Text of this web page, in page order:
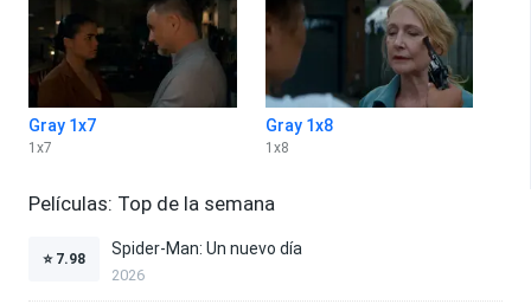
Gray 1x7
1 x7
Gray 1x8
1 x8
Películas: Top de la semana
⭐ 7.98
Spider-Man: Un nuevo día
2026